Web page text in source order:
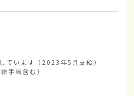
ています（2023年5月支給）
手当含む）